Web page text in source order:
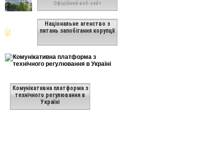
Офіційний веб-сайт
Національне агенство з
питань запобігання корупції
Комунікативна платформа з
технічного регулювання в
Україні